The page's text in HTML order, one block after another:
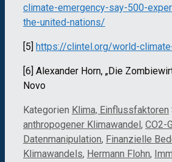
climate-emergency-say-500-
the-united-nations/
[5] https://clintel.org/world-
[6] Alexander Horn, „Die
Novo
Kategorien Klima, Einflussfaktoren
anthropogener Klimawandel , CO2-
Datenmanipulation, Finanzielle
Klimawandels, Hermann Flohn,